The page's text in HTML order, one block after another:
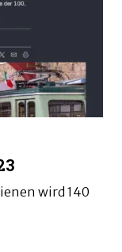
wird 140